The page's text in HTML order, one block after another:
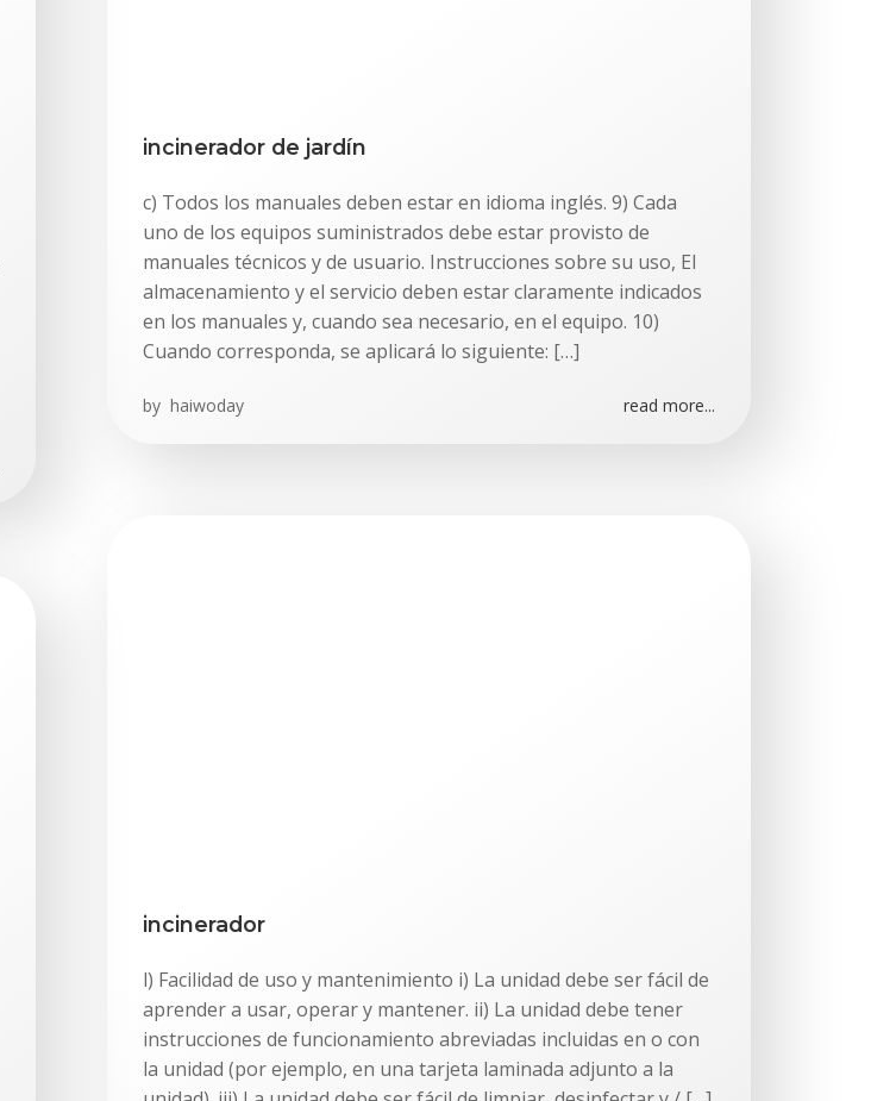
incinerador de jardín
c) Todos los manuales deben estar en idioma inglés. 9) Cada
uno de los equipos suministrados debe estar provisto de
manuales técnicos y de usuario. Instrucciones sobre su uso, El
almacenamiento y el servicio deben estar claramente indicados
en los manuales y, cuando sea necesario, en el equipo. 10)
Cuando corresponda, se aplicará lo siguiente: […]
by haiwoday read more...
incinerador
l) Facilidad de uso y mantenimiento i) La unidad debe ser fácil de
aprender a usar, operar y mantener. ii) La unidad debe tener
instrucciones de funcionamiento abreviadas incluidas en o con
la unidad (por ejemplo, en una tarjeta laminada adjunto a la